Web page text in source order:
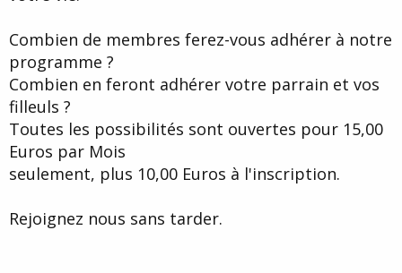
Combien de membres ferez-vous adhérer à notre
programme ?
Combien en feront adhérer votre parrain et vos
filleuls ?
Toutes les possibilités sont ouvertes pour 15,00
Euros par Mois
seulement, plus 10,00 Euros à l'inscription.
Rejoignez nous sans tarder.